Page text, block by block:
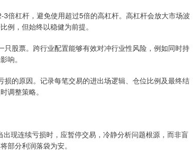
倍杠杆，避免使用超过5倍的高杠杆。高杠杆会放大市场波
例，但始终以稳健为前提。
股票。跨行业配置能够有效对冲行业性风险，例如同时持
响。
的原因。记录每笔交易的进出场逻辑、仓位比例及最终结
调整策略。
出现连续亏损时，应暂停交易，冷静分析问题根源，而非盲
部分利润落袋为安。